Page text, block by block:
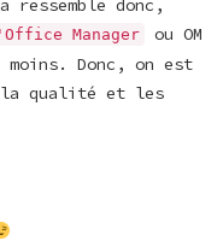
donc,
Manager
ou OM
Donc, on est
la qualité et les